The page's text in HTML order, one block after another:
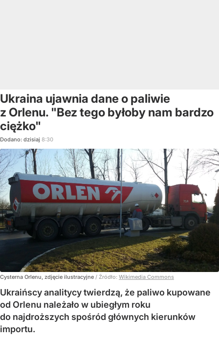
Ukraina ujawnia dane o paliwie
z Orlenu. "Bez tego byłoby nam bardzo
ciężko"
Dodano: dzisiaj 8:30
Cysterna Orlenu, zdjęcie ilustracyjne / Źródło: Wikimedia Commons
Ukraińscy analitycy twierdzą, że paliwo kupowane
od Orlenu należało w ubiegłym roku
do najdroższych spośród głównych kierunków
importu.